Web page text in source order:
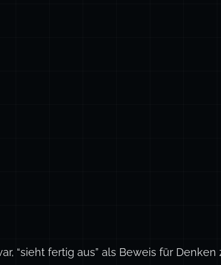
“sieht fertig aus” als Beweis für